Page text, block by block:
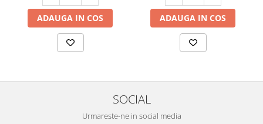
ADAUGA IN COS ADAUGA IN COS
SOCIAL
Urmareste-ne in social media